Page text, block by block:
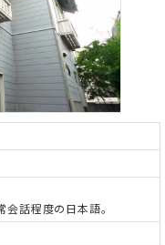
話程度の日本語。